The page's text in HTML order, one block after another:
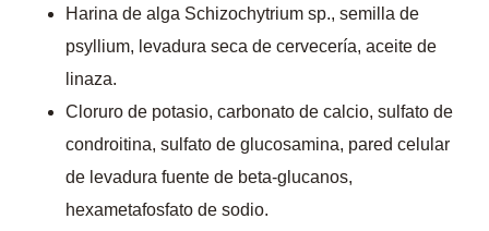
Harina de alga Schizochytrium sp., semilla de
psyllium, levadura seca de cervecería, aceite de
linaza.
Cloruro de potasio, carbonato de calcio, sulfato de
condroitina, sulfato de glucosamina, pared celular
de levadura fuente de beta-glucanos,
hexametafosfato de sodio.